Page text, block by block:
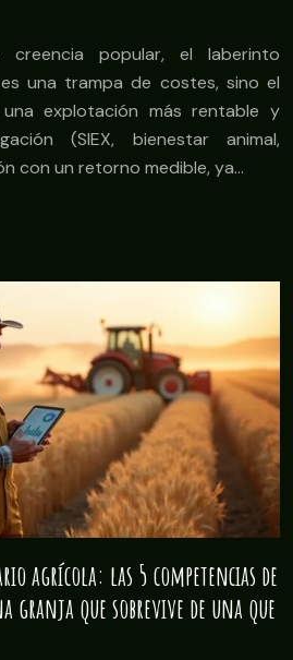
creencia popular, el laberinto
una trampa de costes, sino el
explotación más rentable y
(SIEX, bienestar animal,
con un retorno medible, ya…
agrícola: las 5 competencias de
granja que sobrevive de una que